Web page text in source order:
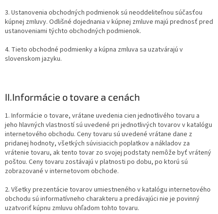
3. Ustanovenia obchodných podmienok sú neoddeliteľnou súčasťou
kúpnej zmluvy. Odlišné dojednania v kúpnej zmluve majú prednosť pred
ustanoveniami týchto obchodných podmienok.
4. Tieto obchodné podmienky a kúpna zmluva sa uzatvárajú v
slovenskom jazyku.
II.Informácie o tovare a cenách
1. Informácie o tovare, vrátane uvedenia cien jednotlivého tovaru a
jeho hlavných vlastností sú uvedené pri jednotlivých tovarov v katalógu
internetového obchodu. Ceny tovaru sú uvedené vrátane dane z
pridanej hodnoty, všetkých súvisiacich poplatkov a nákladov za
vrátenie tovaru, ak tento tovar zo svojej podstaty nemôže byť vrátený
poštou. Ceny tovaru zostávajú v platnosti po dobu, po ktorú sú
zobrazované v internetovom obchode.
2. Všetky prezentácie tovarov umiestneného v katalógu internetového
obchodu sú informatívneho charakteru a predávajúci nie je povinný
uzatvoriť kúpnu zmluvu ohľadom tohto tovaru.